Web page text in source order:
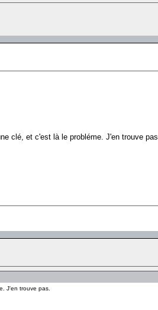
clé, et c'est là le probléme. J'en trouve pas.
J'en trouve pas.